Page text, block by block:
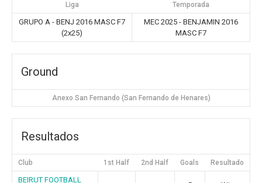
Liga Temporada
GRUPO A - BENJ 2016 MASC F7
(2x25)
MEC 2025 - BENJAMIN 2016
MASC F7
Ground
Anexo San Fernando (San Fernando de Henares)
Resultados
Club 1st Half 2nd Half Goals Resultado
BEIRUT FOOTBALL